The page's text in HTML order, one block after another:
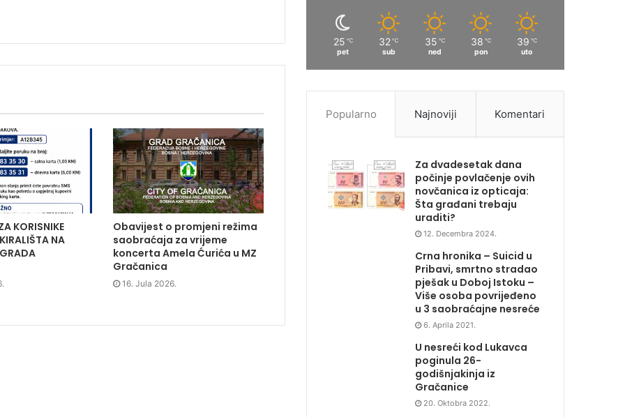
KORISNIKE
NA
Obavijest o promjeni režima
saobraćaja za vrijeme
koncerta Amela Ćurića u MZ
Gračanica
16. Jula 2026.
25 ℃
pet
32 ℃
sub
35 ℃
ned
38 ℃
pon
39 ℃
uto
Popularno Najnoviji Komentari
Za dvadesetak dana
počinje povlačenje ovih
novčanica iz opticaja:
Šta građani trebaju
uraditi?
12. Decembra 2024.
Crna hronika – Suicid u
Pribavi, smrtno stradao
pješak u Doboj Istoku –
Više osoba povrijeđeno
u 3 saobraćajne nesreće
6. Aprila 2021.
U nesreći kod Lukavca
poginula 26-
godišnjakinja iz
Gračanice
20. Oktobra 2022.